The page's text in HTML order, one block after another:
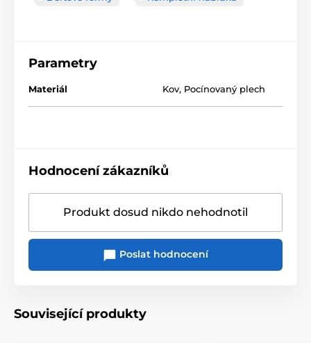
Parametry
Materiál Kov, Pocínovaný plech
Hodnocení zákazníků
Produkt dosud nikdo nehodnotil
Poslat hodnocení
Související produkty